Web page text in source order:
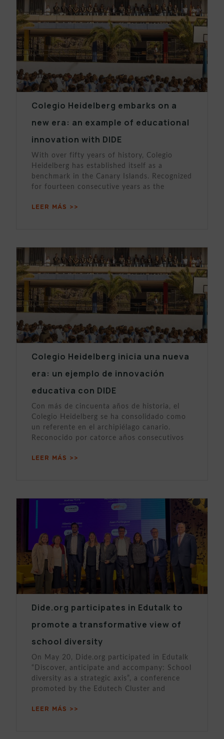
Colegio Heidelberg embarks on a
new era: an example of educational
innovation with DIDE
With over fifty years of history, Colegio
Heidelberg has established itself as a
benchmark in the Canary Islands. Recognized
for fourteen consecutive years as the
LEER MÁS >>
Colegio Heidelberg inicia una nueva
era: un ejemplo de innovación
educativa con DIDE
Con más de cincuenta años de historia, el
Colegio Heidelberg se ha consolidado como
un referente en el archipiélago canario.
Reconocido por catorce años consecutivos
LEER MÁS >>
Dide.org participates in Edutalk to
promote a transformative view of
school diversity
On May 20, Dide.org participated in Edutalk
“Discover, anticipate and accompany: School
diversity as a strategic axis”, a conference
promoted by the Edutech Cluster and
LEER MÁS >>